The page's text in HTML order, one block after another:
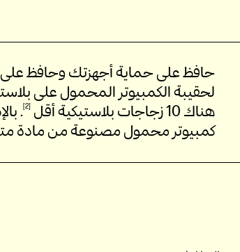
حافظ على حماية أجهزتك وحافظ على
هناك 10 زجاجات بلاستيكية
أقل 2
.
كمبيوتر محمول مصنوعة من مادة